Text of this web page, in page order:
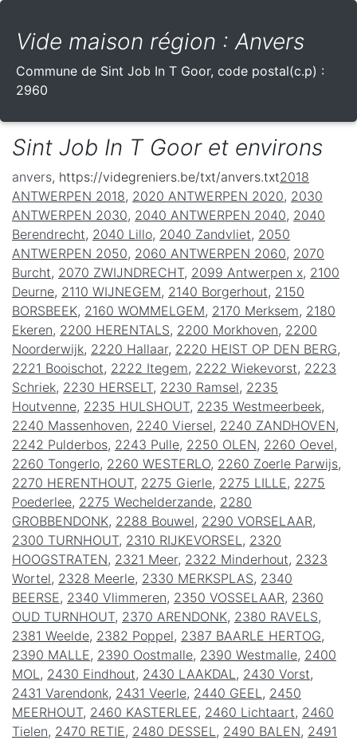
Vide maison région : Anvers
Commune de Sint Job In T Goor, code postal(c.p) :
2960
Sint Job In T Goor et environs
anvers, https://videgreniers.be/txt/anvers.txt2018
ANTWERPEN 2018, 2020 ANTWERPEN 2020, 2030
ANTWERPEN 2030, 2040 ANTWERPEN 2040, 2040
Berendrecht, 2040 Lillo, 2040 Zandvliet, 2050
ANTWERPEN 2050, 2060 ANTWERPEN 2060, 2070
Burcht, 2070 ZWIJNDRECHT, 2099 Antwerpen x, 2100
Deurne, 2110 WIJNEGEM, 2140 Borgerhout, 2150
BORSBEEK, 2160 WOMMELGEM, 2170 Merksem, 2180
Ekeren, 2200 HERENTALS, 2200 Morkhoven, 2200
Noorderwijk, 2220 Hallaar, 2220 HEIST OP DEN BERG,
2221 Booischot, 2222 Itegem, 2222 Wiekevorst, 2223
Schriek, 2230 HERSELT, 2230 Ramsel, 2235
Houtvenne, 2235 HULSHOUT, 2235 Westmeerbeek,
2240 Massenhoven, 2240 Viersel, 2240 ZANDHOVEN,
2242 Pulderbos, 2243 Pulle, 2250 OLEN, 2260 Oevel,
2260 Tongerlo, 2260 WESTERLO, 2260 Zoerle Parwijs,
2270 HERENTHOUT, 2275 Gierle, 2275 LILLE, 2275
Poederlee, 2275 Wechelderzande, 2280
GROBBENDONK, 2288 Bouwel, 2290 VORSELAAR,
2300 TURNHOUT, 2310 RIJKEVORSEL , 2320
HOOGSTRATEN, 2321 Meer, 2322 Minderhout, 2323
Wortel, 2328 Meerle, 2330 MERKSPLAS, 2340
BEERSE, 2340 Vlimmeren, 2350 VOSSELAAR, 2360
OUD TURNHOUT, 2370 ARENDONK, 2380 RAVELS,
2381 Weelde, 2382 Poppel, 2387 BAARLE HERTOG,
2390 MALLE, 2390 Oostmalle, 2390 Westmalle, 2400
MOL , 2430 Eindhout, 2430 LAAKDAL , 2430 Vorst,
2431 Varendonk, 2431 Veerle, 2440 GEEL , 2450
MEERHOUT, 2460 KASTERLEE, 2460 Lichtaart, 2460
Tielen, 2470 RETIE, 2480 DESSEL , 2490 BALEN, 2491